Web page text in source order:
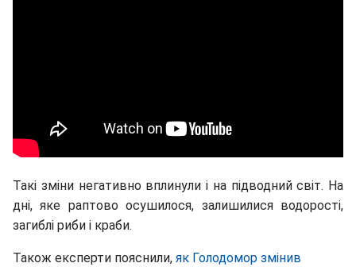
Такі зміни негативно вплинули i на підводний світ. На
дні, яке раптово осушилося, залишилися водорості,
загиблі риби і краби.
Також експерти пояснили, як Голодомор змінив